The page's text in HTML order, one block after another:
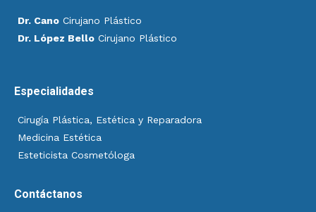
Dr. Cano Cirujano Plástico
Dr. López Bello Cirujano Plástico
Especialidades
Cirugía Plástica, Estética y Reparadora
Medicina Estética
Esteticista Cosmetóloga
Contáctanos